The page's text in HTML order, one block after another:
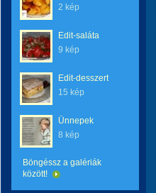
2 kép
Edit-saláta
9 kép
Edit-desszert
15 kép
Ünnepek
8 kép
Böngéssz a galériák
között!